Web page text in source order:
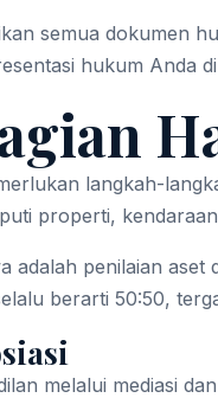
semua dokumen
hukum Anda
langkah-
properti,
adalah penilaian
berarti 50:50,
melalui mediasi